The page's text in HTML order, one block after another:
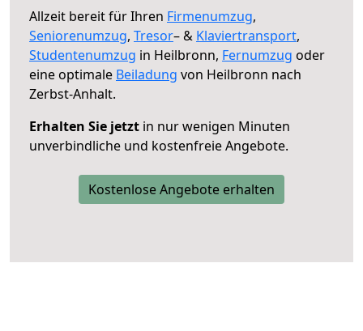
Allzeit bereit für Ihren Firmenumzug,
Seniorenumzug, Tresor– & Klaviertransport,
Studentenumzug in Heilbronn, Fernumzug oder
eine optimale Beiladung von Heilbronn nach
Zerbst-Anhalt.
Erhalten Sie jetzt in nur wenigen Minuten
unverbindliche und kostenfreie Angebote.
Kostenlose Angebote erhalten